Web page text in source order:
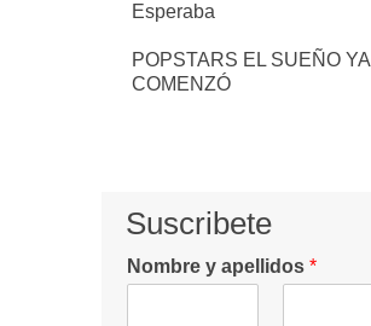
Esperaba
POPSTARS EL SUEÑO YA
COMENZÓ
Suscribete
Nombre y apellidos *